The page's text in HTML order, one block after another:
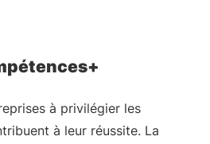
à privilégier les
à leur réussite. La